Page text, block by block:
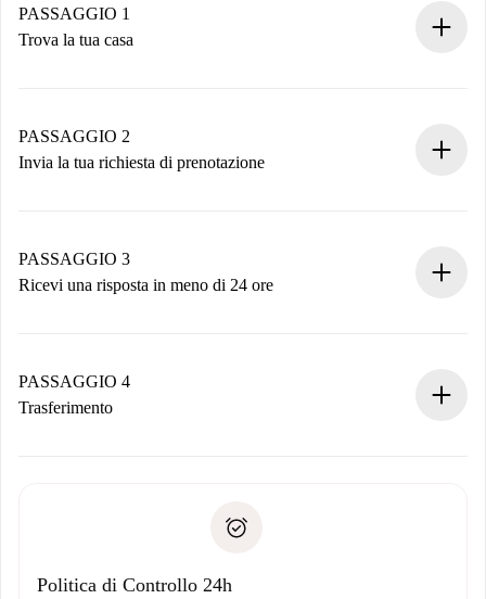
PASSAGGIO 1
Trova la tua casa
Hai tutte le informazioni necessarie in anticipo.
PASSAGGIO 2
Invia la tua richiesta di prenotazione
non accetta.
PASSAGGIO 3
Ricevi una risposta in meno di 24 ore
contatto con il proprietario.
Se rifiutata: non ti addebiteremo nulla e ti proporremo
Domiciliazione del pagamento
PASSAGGIO 4
Trasferimento
solo se non segnali problemi.
Politica di Controllo 24h